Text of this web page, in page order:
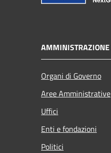
AMMINISTRAZIONE
Organi di Governo
Aree Amministrative
Uffici
Enti e fondazioni
Politici